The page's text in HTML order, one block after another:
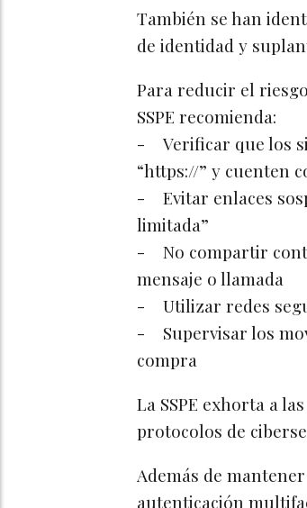
También se han
de identidad y
Para reducir el
SSPE recomienda:
- Verificar que los
“https://” y cuenten
- Evitar enlaces
limitada”
- No compartir
mensaje o llamada
- Utilizar redes
- Supervisar los
compra
La SSPE exhorta a
protocolos de
Además de
autenticación